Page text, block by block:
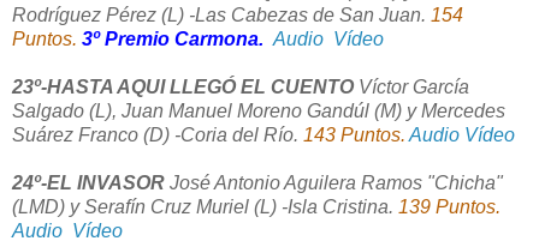
Rodríguez Pérez (L) -Las Cabezas de San Juan. 154
Puntos. 3º Premio Carmona. Audio Vídeo
23º-HASTA AQUI LLEGÓ EL CUENTOVíctor García
Salgado (L), Juan Manuel Moreno Gandúl (M) y Mercedes
Suárez Franco (D) -Coria del Río. 143 Puntos. Audio Vídeo
24º-EL INVASOR José Antonio Aguilera Ramos "Chicha"
(LMD) y Serafín Cruz Muriel (L) -Isla Cristina. 139 Puntos.
Audio Vídeo